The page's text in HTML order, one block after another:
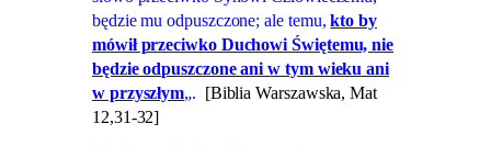
będzie mu odpuszczone; ale temu,kto by
mówił przeciwko Duchowi Świętemu, nie
będzie odpuszczone ani w tym wieku ani
w przyszłym„. [Biblia Warszawska, Mat
12,31-32]